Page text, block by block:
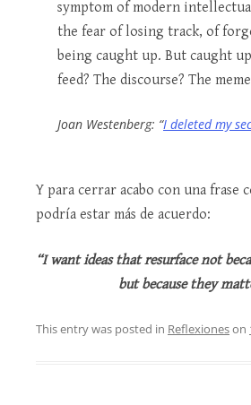
symptom of modern
the fear of losing track, of
being caught up. But caught
feed? The discourse? The
Joan Westenberg: “I deleted my
Y para cerrar acabo con una frase
podría estar más de acuerdo:
“I want ideas that resurface not
but because they
This entry was posted in Reflexioneson